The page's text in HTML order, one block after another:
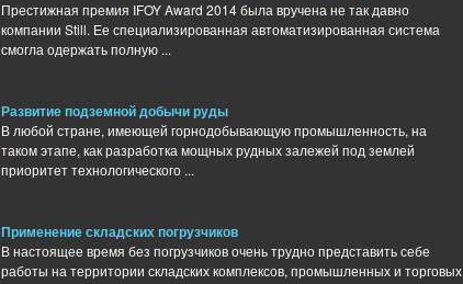
Престижная премия IFOY Award 2014 была вручена не так давно
компании Still. Ее специализированная автоматизированная система
смогла одержать полную ...
Развитие подземной добычи руды
В любой стране, имеющей горнодобывающую промышленность, на
таком этапе, как разработка мощных рудных залежей под землей
приоритет технологического ...
Применение складских погрузчиков
В настоящее время без погрузчиков очень трудно представить себе
работы на территории складских комплексов, промышленных и торговых